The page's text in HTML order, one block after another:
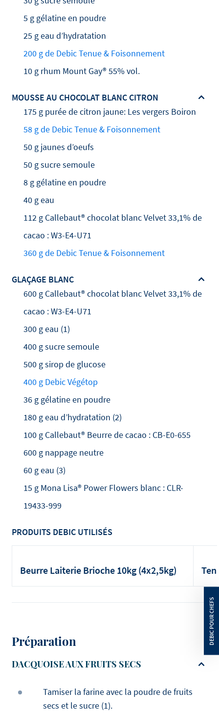
5 g gélatine en poudre
25 g eau d’hydratation
200 g de Debic Tenue & Foisonnement
10 g rhum Mount Gay® 55% vol.
MOUSSE AU CHOCOLAT BLANC CITRON
175 g purée de citron jaune: Les vergers Boiron
58 g de Debic Tenue & Foisonnement
50 g jaunes d’oeufs
50 g sucre semoule
8 g gélatine en poudre
40 g eau
112 g Callebaut® chocolat blanc Velvet 33,1% de
cacao : W3-E4-U71
360 g de Debic Tenue & Foisonnement
GLAÇAGE BLANC
600 g Callebaut® chocolat blanc Velvet 33,1% de
cacao : W3-E4-U71
300 g eau (1)
400 g sucre semoule
500 g sirop de glucose
400 g Debic Végétop
36 g gélatine en poudre
180 g eau d’hydratation (2)
100 g Callebaut® Beurre de cacao : CB-E0-655
600 g nappage neutre
60 g eau (3)
15 g Mona Lisa® Power Flowers blanc : CLR-
19433-999
PRODUITS DEBIC UTILISÉS
Beurre Laiterie Brioche 10kg (4x2,5kg)
Préparation
DACQUOISE AUX FRUITS SECS
Tamiser la farine avec la poudre de fruits
secs et le sucre (1).